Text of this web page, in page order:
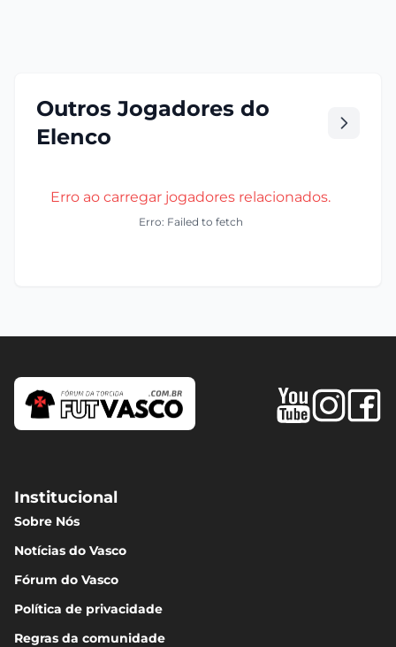
Outros Jogadores do
Elenco
Erro ao carregar jogadores relacionados.
Erro: Failed to fetch
Institucional
Sobre Nós
Notícias do Vasco
Fórum do Vasco
Política de privacidade
Regras da comunidade